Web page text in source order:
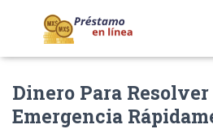
Dinero Para Resolver
Emergencia